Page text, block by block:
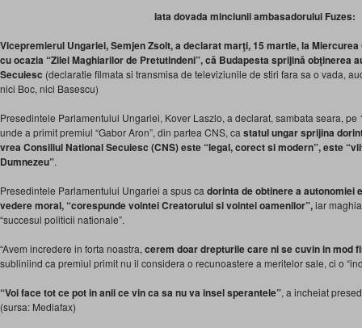
Iata dovada minciunii ambasadorului Fuzes:
Vicepremierul Ungariei, Semjen Zsolt, a declarat marţi, 15 martie, la
cu ocazia “Zilei Maghiarilor de Pretutindeni”, că Budapesta sprijină obţinerea
Secuiesc (declaratie filmata si transmisa de televiziunile de stiri fara sa o vada,
nici Boc, nici Basescu)
Presedintele Parlamentului Ungariei, Kover Laszlo, a declarat, sambata seara, pe
unde a primit premiul “Gabor Aron”, din partea CNS, ca statul ungar sprijina
vrea Consiliul National Secuiesc (CNS) este “legal, corect si modern”, este
Dumnezeu”.
Presedintele Parlamentului Ungariei a spus ca dorinta de obtinere a autonomiei
vedere moral, “corespunde vointei Creatorului si vointei oamenilor”,iar
“succesul politicii nationale”.
“Avem incredere in forta noastra, cerem doar drepturile care ni se cuvin in mod
subliniind ca premiul primit nu il considera o recunoastere a meritelor sale, ci o
“Voi face tot ce pot in anii ce vin ca sa nu va insel sperantele”, a incheiat
(sursa: Mediafax)